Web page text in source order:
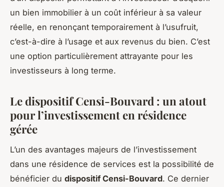
un bien immobilier à un coût inférieur à sa valeur
réelle, en renonçant temporairement à l’usufruit,
c’est-à-dire à l’usage et aux revenus du bien. C’est
une option particulièrement attrayante pour les
investisseurs à long terme.
Le dispositif Censi-Bouvard : un atout
pour l’investissement en résidence
gérée
L’un des avantages majeurs de l’investissement
dans une résidence de services est la possibilité de
bénéficier du dispositif Censi-Bouvard. Ce dernier